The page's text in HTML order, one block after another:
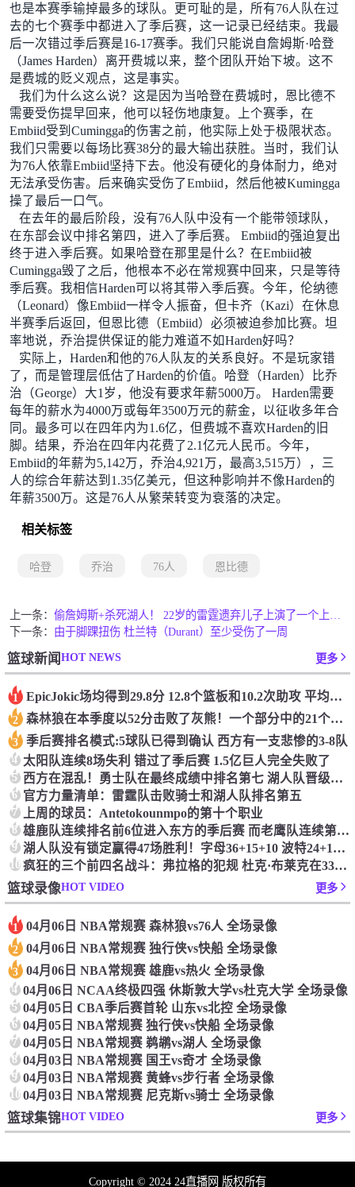
也是本赛季输掉最多的球队。更可耻的是，所有76人队在过
去的七个赛季中都进入了季后赛，这一记录已经结束。我最
后一次错过季后赛是16-17赛季。我们只能说自詹姆斯·哈登
（James Harden）离开费城以来，整个团队开始下坡。这不
是费城的贬义观点，这是事实。
我们为什么这么说？这是因为当哈登在费城时，恩比德不
需要受伤提早回来，他可以轻伤地康复。上个赛季，在
Embiid受到Cumingga的伤害之前，他实际上处于极限状态。
我们只需要以每场比赛38分的最大输出获胜。当时，我们认
为76人依靠Embiid坚持下去。他没有硬化的身体耐力，绝对
无法承受伤害。后来确实受伤了Embiid，然后他被Kumingga
操了最后一口气。
在去年的最后阶段，没有76人队中没有一个能带领球队，
在东部会议中排名第四，进入了季后赛。 Embiid的强迫复出
终于进入季后赛。如果哈登在那里是什么？在Embiid被
Cumingga毁了之后，他根本不必在常规赛中回来，只是等待
季后赛。我相信Harden可以将其带入季后赛。今年，伦纳德
（Leonard）像Embiid一样令人振奋，但卡齐（Kazi）在休息
半赛季后返回，但恩比德（Embiid）必须被迫参加比赛。坦
率地说，乔治提供保证的能力难道不如Harden好吗？
实际上，Harden和他的76人队友的关系良好。不是玩家错
了，而是管理层低估了Harden的价值。哈登（Harden）比乔
治（George）大1岁，他没有要求年薪5000万。 Harden需要
每年的薪水为4000万或每年3500万元的薪金，以征收多年合
同。最多可以在四年内为1.6亿，但费城不喜欢Harden的旧
脚。结果，乔治在四年内花费了2.1亿元人民币。今年，
Embiid的年薪为5,142万，乔治4,921万，最高3,515万），三
人的综合年薪达到1.35亿美元，但这种影响并不像Harden的
年薪3500万。这是76人从繁荣转变为衰落的决定。
相关标签
哈登 乔治 76人 恩比德
上一条：
下一条： 由于脚踝扭伤 杜兰特（Durant）至少受伤了一周
篮球新闻HOT NEWS 更多
1 Epic️Jokic场均得到29.8分 12.8个篮板和10.2次助攻 平均三双很容易吗？
2 森林狼在本季度以52分击败了灰熊！一个部分中的21个中有18个！骑着摇头丸的战士第六 湖船不舒服
3 季后赛排名模式:5球队已得到确认 西方有一支悲惨的3-8队
4 太阳队连续8场失利 错过了季后赛 1.5亿巨人完全失败了
5 西方在混乱！勇士队在最终成绩中排名第七 湖人队晋级季后赛 火箭向快船送了礼物
6 官方力量清单：雷霆队击败骑士和湖人队排名第五
7 上周的球员：Antetokounmpo的第十个职业
8 雄鹿队连续排名前6位进入东方的季后赛 而老鹰队连续第四年在季后赛中踢球
9 湖人队没有锁定赢得47场胜利！字母36+15+10 波特24+12+8 42胜利以锁定季后赛
10 疯狂的三个前四名战斗：弗拉格的犯规 杜克·布莱克在33秒的惊喜中出现了
篮球录像HOT VIDEO 更多
1 04月06日 NBA常规赛 森林狼vs76人 全场录像
2 04月06日 NBA常规赛 独行侠vs快船 全场录像
3 04月06日 NBA常规赛 雄鹿vs热火 全场录像
4 04月06日 NCAA终极四强 休斯敦大学vs杜克大学 全场录像
5 04月05日 CBA季后赛首轮 山东vs北控 全场录像
6 04月05日 NBA常规赛 独行侠vs快船 全场录像
7 04月05日 NBA常规赛 鹈鹕vs湖人 全场录像
8 04月03日 NBA常规赛 国王vs奇才 全场录像
9 04月03日 NBA常规赛 黄蜂vs步行者 全场录像
1004月03日 NBA常规赛 尼克斯vs骑士 全场录像
篮球集锦HOT VIDEO 更多
Copyright © 2024 24直播网 版权所有